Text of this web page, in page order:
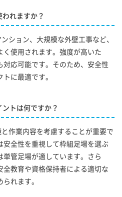
れますか？
ション、大規模な外壁工事など、
く使用されます。強度が高いた
対応可能です。そのため、安全性
に最適です。
トは何ですか？
作業内容を考慮することが重要で
安全性を重視して枠組足場を選ぶ
管足場が適しています。さら
全教育や資格保持者による適切な
れます。